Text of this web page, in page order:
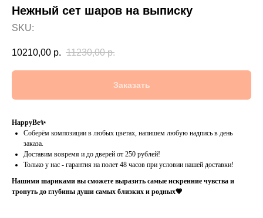
Нежный сет шаров на выписку
SKU:
10210,00 р. 11230,00 р.
Заказать
HappyBe✨
Соберём композиции в любых цветах, напишем любую надпись в день
заказа.
Доставим вовремя и до дверей от 250 рублей!
Только у нас - гарантия на полет 48 часов при условии нашей доставки!
Нашими шариками вы сможете выразить самые искренние чувства и
тронуть до глубины души самых близких и родных💗